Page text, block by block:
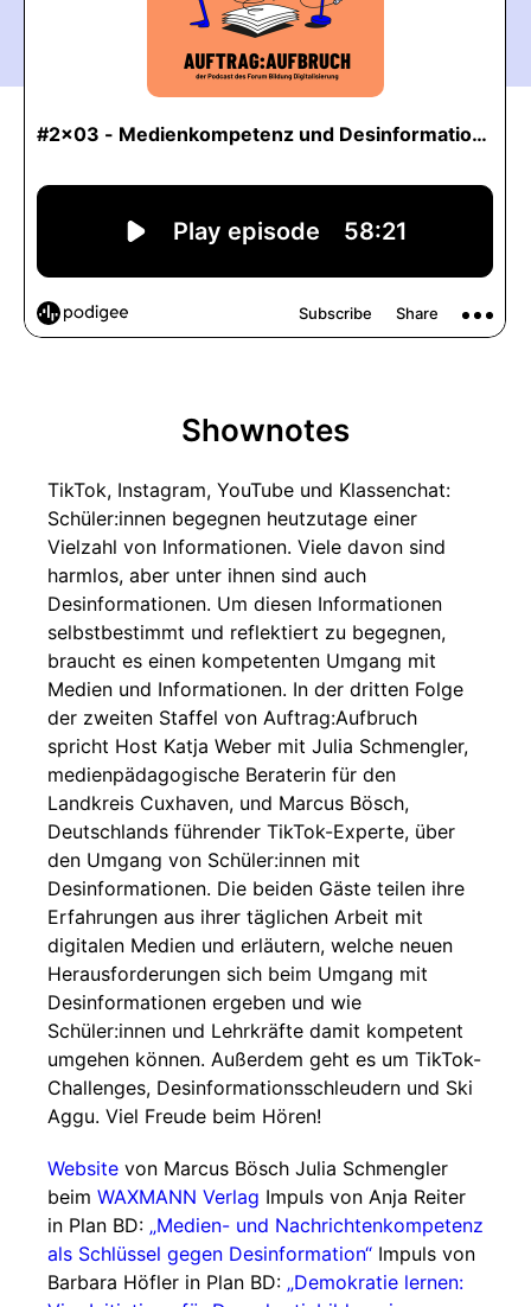
Shownotes
TikTok, Instagram, YouTube und Klassenchat:
Schüler:innen begegnen heutzutage einer
Vielzahl von Informationen. Viele davon sind
harmlos, aber unter ihnen sind auch
Desinformationen. Um diesen Informationen
selbstbestimmt und reflektiert zu begegnen,
braucht es einen kompetenten Umgang mit
Medien und Informationen. In der dritten Folge
der zweiten Staffel von Auftrag:Aufbruch
spricht Host Katja Weber mit Julia Schmengler,
medienpädagogische Beraterin für den
Landkreis Cuxhaven, und Marcus Bösch,
Deutschlands führender TikTok-Experte, über
den Umgang von Schüler:innen mit
Desinformationen. Die beiden Gäste teilen ihre
Erfahrungen aus ihrer täglichen Arbeit mit
digitalen Medien und erläutern, welche neuen
Herausforderungen sich beim Umgang mit
Desinformationen ergeben und wie
Schüler:innen und Lehrkräfte damit kompetent
umgehen können. Außerdem geht es um TikTok-
Challenges, Desinformationsschleudern und Ski
Aggu. Viel Freude beim Hören!
Website von Marcus Bösch Julia Schmengler
beim WAXMANN Verlag Impuls von Anja Reiter
in Plan BD: „Medien- und Nachrichtenkompetenz
als Schlüssel gegen Desinformation“ Impuls von
Barbara Höfler in Plan BD: „Demokratie lernen: